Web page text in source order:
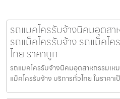
รถแมคโครรับจ้างนิคมอุตส
รถแม็คโครรับจ้าง รถแม็คโ
ไทย ราคาถูก
รถแมคโครรับจ้างนิคมอุตสาหกรรมเห
แม็คโครรับจ้าง บริการทั่วไทย ในราค